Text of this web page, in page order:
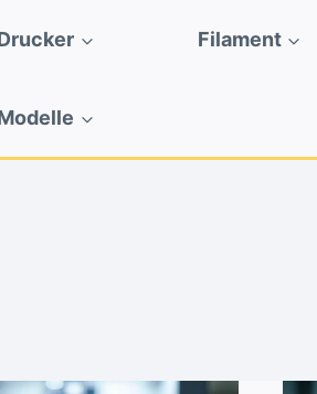
Filament